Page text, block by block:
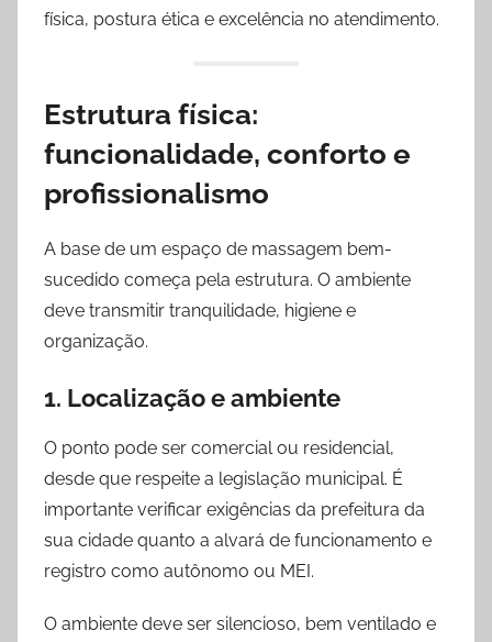
7
.
física, postura ética e excelência no atendimento.
Estrutura física:
funcionalidade, conforto e
profissionalismo
A base de um espaço de massagem bem-
sucedido começa pela estrutura. O ambiente
deve transmitir tranquilidade, higiene e
organização.
1. Localização e ambiente
O ponto pode ser comercial ou residencial,
desde que respeite a legislação municipal. É
importante verificar exigências da prefeitura da
sua cidade quanto a alvará de funcionamento e
registro como autônomo ou MEI.
O ambiente deve ser silencioso, bem ventilado e